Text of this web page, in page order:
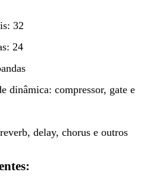
32
24
dinâmica: compressor, gate e
delay, chorus e outros